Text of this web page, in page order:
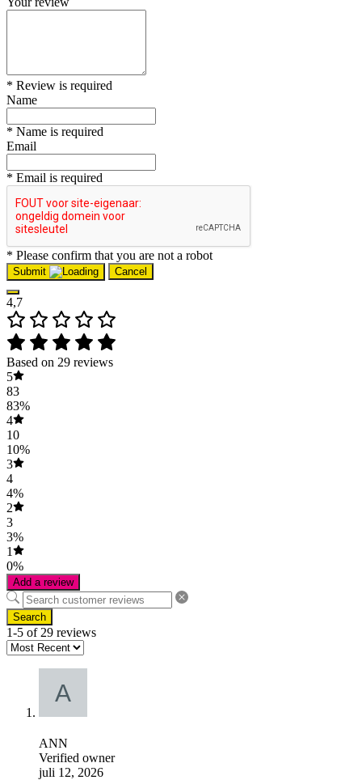
* Review is required
Name
* Name is required
Email
* Email is required
* Please confirm that you are not a robot
Submit Cancel
4,7
Based on 29 reviews
5
83
83%
4
10
10%
3
4
4%
2
3
3%
1
0%
Add a review
Search
1-5 of 29 reviews
ANN
Verified owner
juli 12, 2026